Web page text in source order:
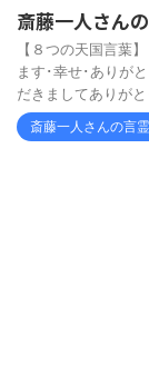
斎藤一人さん
【８つの天国言葉
ます･幸せ･ありが
だきましてありが
斎藤一人さんの言霊